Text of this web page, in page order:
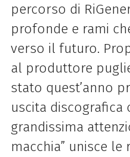
percorso di
profonde e rami
verso il futuro.
al produttore
stato quest’anno
uscita discografica
grandissima
macchia” unisce le